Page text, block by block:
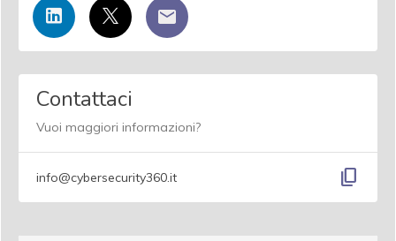
Contattaci
Vuoi maggiori informazioni?
info@cybersecurity360.it content_copy